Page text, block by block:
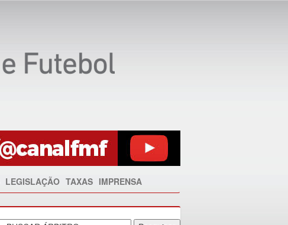
LEGISLAÇÃO TAXAS IMPRENSA